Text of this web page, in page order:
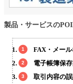
製品・サービスの
FAX・メー
電子帳簿保
取引内容の